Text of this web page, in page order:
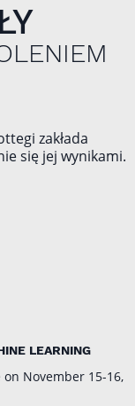
zakłada
się jej wynikami.
LEARNING
November 15-16,